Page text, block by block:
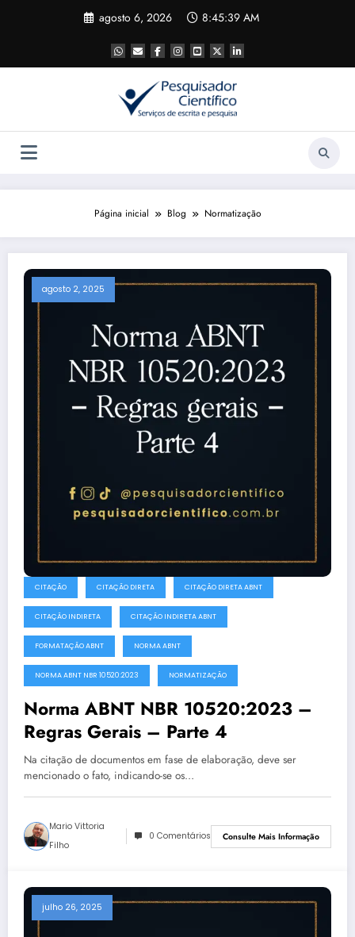
agosto 6, 2026 8:45:40 AM
Página inicial Blog Normatização
agosto 2, 2025
CITAÇÃO CITAÇÃO DIRETA CITAÇÃO DIRETA ABNT
CITAÇÃO INDIRETA CITAÇÃO INDIRETA ABNT
FORMATAÇÃO ABNT NORMA ABNT
NORMA ABNT NBR 10520:2023 NORMATIZAÇÃO
Norma ABNT NBR 10520:2023 –
Regras Gerais – Parte 4
Na citação de documentos em fase de elaboração, deve ser
mencionado o fato, indicando-se os…
Mario Vittoria
Filho
0 Comentários Consulte Mais Informação
julho 26, 2025